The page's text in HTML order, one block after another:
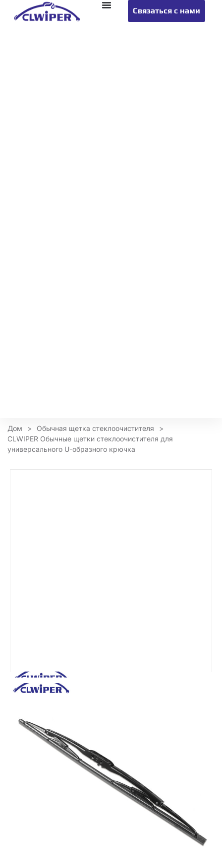
Связаться с нами
Дом > Обычная щетка стеклоочистителя
>
CLWIPER Обычные щетки стеклоочистителя для
универсального U-образного крючка